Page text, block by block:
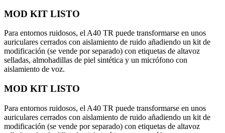
MOD KIT LISTO
Para entornos ruidosos, el A40 TR puede transformarse en unos
auriculares cerrados con aislamiento de ruido añadiendo un kit de
modificación (se vende por separado) con etiquetas de altavoz
selladas, almohadillas de piel sintética y un micrófono con
aislamiento de voz.
MOD KIT LISTO
Para entornos ruidosos, el A40 TR puede transformarse en unos
auriculares cerrados con aislamiento de ruido añadiendo un kit de
modificación (se vende por separado) con etiquetas de altavoz